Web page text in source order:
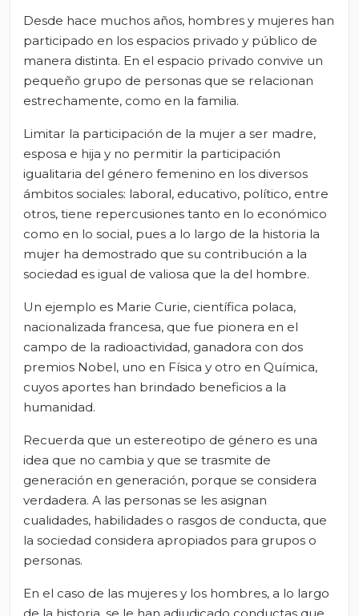
Desde hace muchos años, hombres y mujeres han
participado en los espacios privado y público de
manera distinta. En el espacio privado convive un
pequeño grupo de personas que se relacionan
estrechamente, como en la familia.
Limitar la participación de la mujer a ser madre,
esposa e hija y no permitir la participación
igualitaria del género femenino en los diversos
ámbitos sociales: laboral, educativo, político, entre
otros, tiene repercusiones tanto en lo económico
como en lo social, pues a lo largo de la historia la
mujer ha demostrado que su contribución a la
sociedad es igual de valiosa que la del hombre.
Un ejemplo es Marie Curie, científica polaca,
nacionalizada francesa, que fue pionera en el
campo de la radioactividad, ganadora con dos
premios Nobel, uno en Física y otro en Química,
cuyos aportes han brindado beneficios a la
humanidad.
Recuerda que un estereotipo de género es una
idea que no cambia y que se trasmite de
generación en generación, porque se considera
verdadera. A las personas se les asignan
cualidades, habilidades o rasgos de conducta, que
la sociedad considera apropiados para grupos o
personas.
En el caso de las mujeres y los hombres, a lo largo